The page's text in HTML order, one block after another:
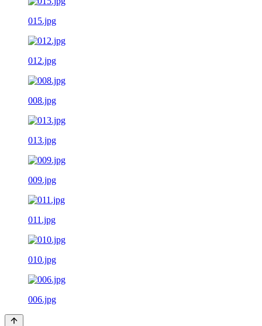
015.jpg
012.jpg
008.jpg
013.jpg
009.jpg
011.jpg
010.jpg
006.jpg